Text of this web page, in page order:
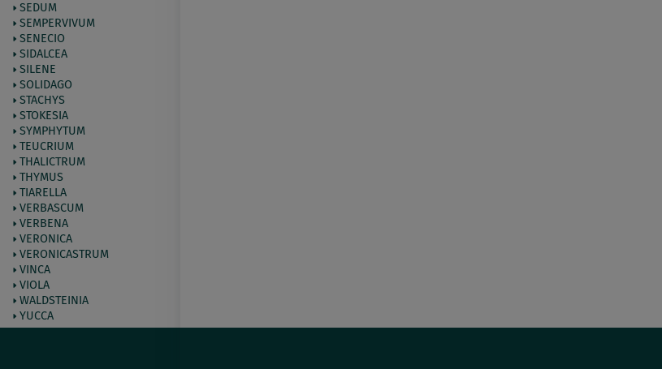
SEDUM
SEMPERVIVUM
SENECIO
SIDALCEA
SILENE
SOLIDAGO
STACHYS
STOKESIA
SYMPHYTUM
TEUCRIUM
THALICTRUM
THYMUS
TIARELLA
VERBASCUM
VERBENA
VERONICA
VERONICASTRUM
VINCA
VIOLA
WALDSTEINIA
YUCCA